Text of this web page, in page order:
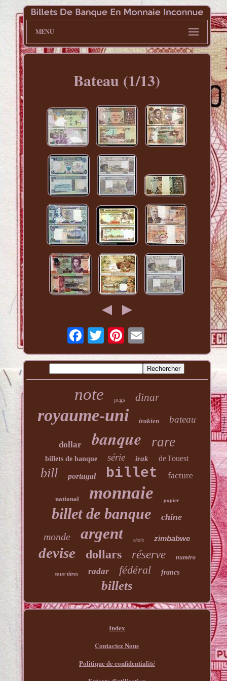
MENU
Bateau (1/13)
note pcgs dinar
royaume-uni irakien bateau
dollar banque rare
billets de banque série irak de l'ouest
bill portugal billet facture
national monnaie papier
billet de banque chine
monde argent choix zimbabwe
devise dollars réserve numéro
sous-titres radar fédéral francs
billets
Index
Contactez Nous
Politique de confidentialité